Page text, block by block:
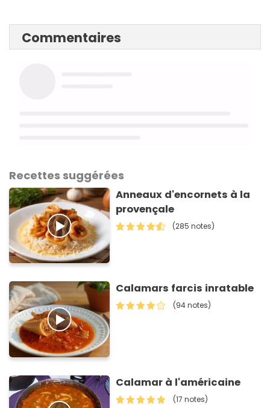
Commentaires
Recettes suggérées
Anneaux d'encornets à la
provençale
(285 notes)
Calamars farcis inratable
(94 notes)
Calamar à l'américaine
(17 notes)